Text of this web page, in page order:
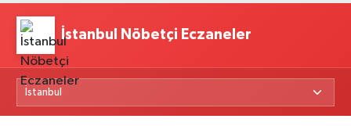
İstanbul Nöbetçi Eczaneler